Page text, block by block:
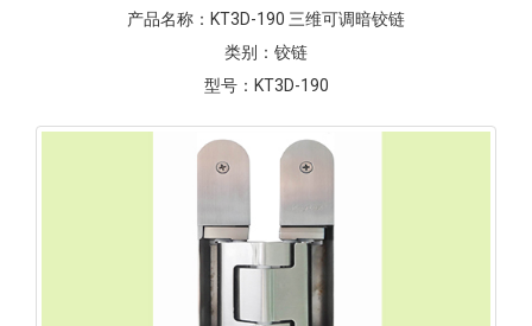
产品名称： KT3D-190 三维可调暗铰链
类别： 铰链
型号： KT3D-190